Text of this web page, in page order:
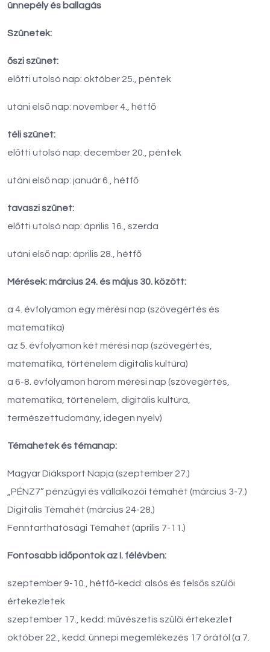
ünnepély és ballagás
Szünetek:
őszi szünet:
előtti utolsó nap: október 25., péntek
utáni első nap: november 4., hétfő
téli szünet:
előtti utolsó nap: december 20., péntek
utáni első nap: január 6., hétfő
tavaszi szünet:
előtti utolsó nap: április 16., szerda
utáni első nap: április 28., hétfő
Mérések: március 24. és május 30. között:
a 4. évfolyamon egy mérési nap (szövegértés és
matematika)
az 5. évfolyamon két mérési nap (szövegértés,
matematika, történelem digitális kultúra)
a 6-8. évfolyamon három mérési nap (szövegértés,
matematika, történelem, digitális kultúra,
természettudomány, idegen nyelv)
Témahetek és témanap:
Magyar Diáksport Napja (szeptember 27.)
„PÉNZ7” pénzügyi és vállalkozói témahét (március 3-7.)
Digitális Témahét (március 24-28.)
Fenntarthatósági Témahét (április 7-11.)
Fontosabb időpontok az I. félévben:
szeptember 9-10., hétfő-kedd: alsós és felsős szülői
értekezletek
szeptember 17., kedd: művészetis szülői értekezlet
október 22., kedd: ünnepi megemlékezés 17 órától (a 7.